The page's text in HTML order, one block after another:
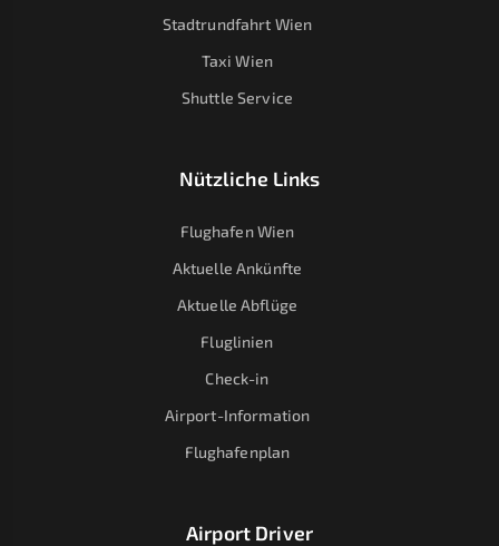
Stadtrundfahrt Wien
Taxi Wien
Shuttle Service
Nützliche Links
Flughafen Wien
Aktuelle Ankünfte
Aktuelle Abflüge
Fluglinien
Check-in
Airport-Information
Flughafenplan
Airport Driver